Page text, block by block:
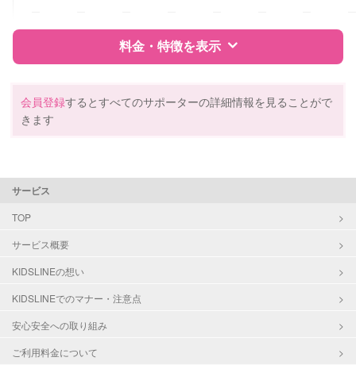
絵・工作レッスン
その他
定期予約 可能
料金・特徴を表示
資格
企業型割引対象(旧内閣府補助対象)
対応可能/特徴
病児対応
会員登録するとすべてのサポーターの詳細情報を見ることがで
きます
サービス
TOP
サービス概要
KIDSLINEの想い
KIDSLINEでのマナー・注意点
安心安全への取り組み
ご利用料金について